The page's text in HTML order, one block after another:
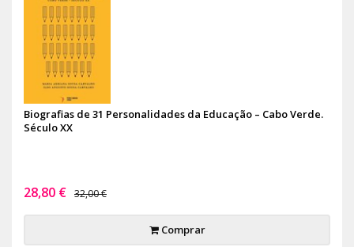
Biografias de 31 Personalidades da Educação – Cabo Verde.
Século XX
28,80 € 32,00 €
Comprar